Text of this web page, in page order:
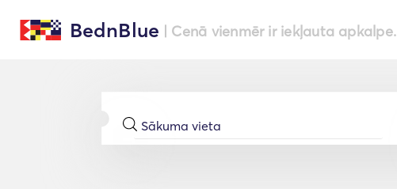
BednBlue | Cenā vienmēr ir iekļauta apkalpe.